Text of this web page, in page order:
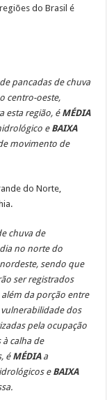
do Brasil é
pancadas de chuva
centro-oeste,
esta região, é MÉDIA
e BAIXA
movimento de
do Norte,
chuva de
no norte do
sendo que
ser registrados
além da porção entre
vulnerabilidade dos
pela ocupação
à calha de
é MÉDIAa
e BAIXA